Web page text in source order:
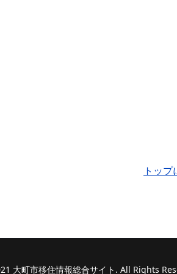
トップ
大町市移住情報総合サイト. All Rights